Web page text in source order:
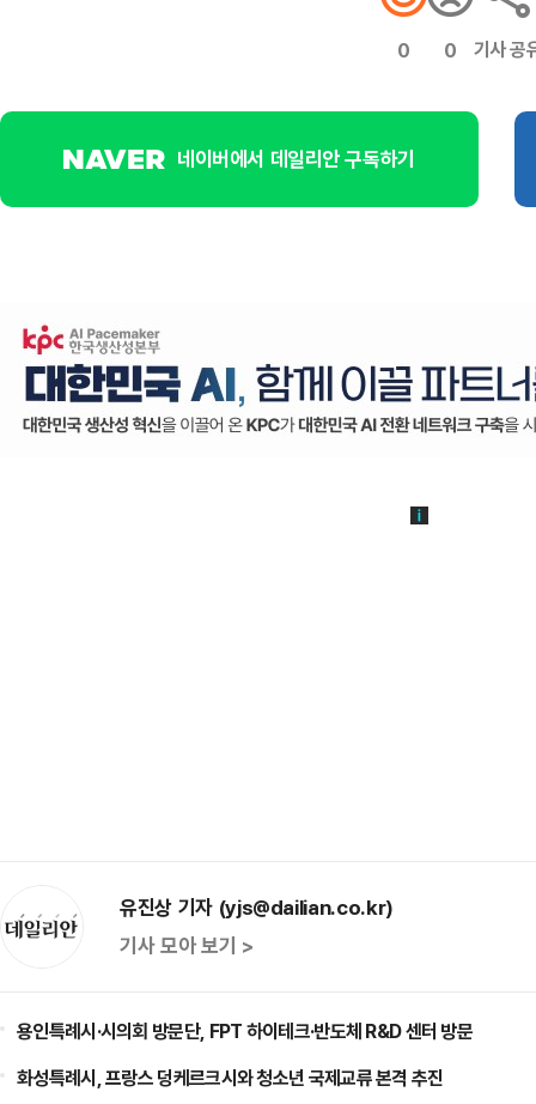
0 0 기사 공
네이버에서 데일리안 구독하기
유진상 기자 (yjs@dailian.co.kr)
기사 모아 보기 >
용인특례시·시의회 방문단, FPT 하이테크·반도체 R&D 센터 방문
화성특례시, 프랑스 덩케르크시와 청소년 국제교류 본격 추진